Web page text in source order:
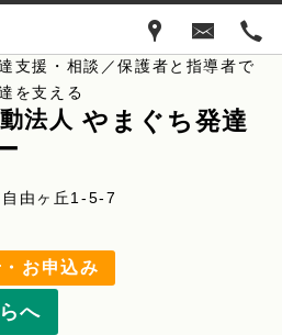
支援・相談／保護者と指導者で
を支える
法人 やまぐち発達
由ヶ丘1-5-7
お申込み
へ